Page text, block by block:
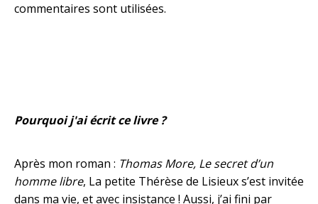
commentaires sont utilisées.
Pourquoi j'ai écrit ce livre ?
Après mon roman : Thomas More, Le secret d’un
homme libre, La petite Thérèse de Lisieux s’est invitée
dans ma vie, et avec insistance ! Aussi, j’ai fini par